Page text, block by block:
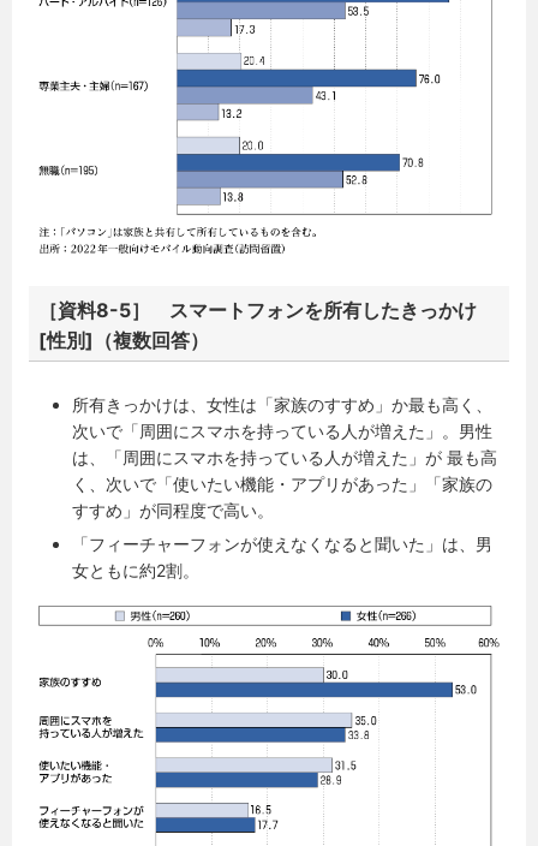
［資料8-5］ スマートフォンを所有したきっかけ
[性別]（複数回答）
所有きっかけは、女性は「家族のすすめ」か最も高く、
次いで「周囲にスマホを持っている人が増えた」。男性
は、「周囲にスマホを持っている人が増えた」が 最も高
く、次いで「使いたい機能・アプリがあった」「家族の
すすめ」が同程度で高い。
「フィーチャーフォンが使えなくなると聞いた」は、男
女ともに約2割。